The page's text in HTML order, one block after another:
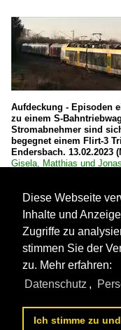
Aufdeckung - Episoden
zu einem S-
Stromabnehmer sind
begegnet einem Flirt-3
Endersbach. 13.02.2023
Gisela, Matthias und
Deutschland / S-Bahnen
Deutschland / Strecken |
Waiblingen – Aalen
474 1600x800 Px,
Diese Webseite
Inhalte und
Zugriffe zu
stimmen Sie der
zu. Mehr erfahren:
Datenschutz ,
Ich stimme zu und